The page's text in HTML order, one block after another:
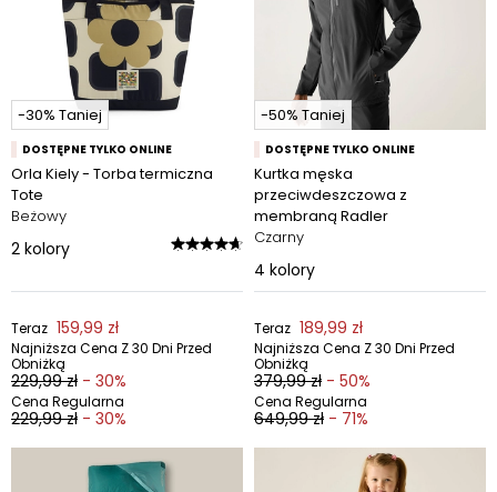
-30% Taniej
DOSTĘPNE TYLKO ONLINE
Orla Kiely - Torba termiczna
Tote
Beżowy
2 kolory
Teraz 159,99 zł
Najniższa Cena Z 30 Dni Przed
Obniżką
229,99 zł - 30%
Cena Regularna
229,99 zł - 30%
-50% Taniej
DOSTĘPNE TYLKO ONLINE
Kurtka męska
przeciwdeszczowa z
membraną Radler
Czarny
4 kolory
Teraz 189,99 zł
Najniższa Cena Z 30 Dni Przed
Obniżką
379,99 zł - 50%
Cena Regularna
649,99 zł - 71%